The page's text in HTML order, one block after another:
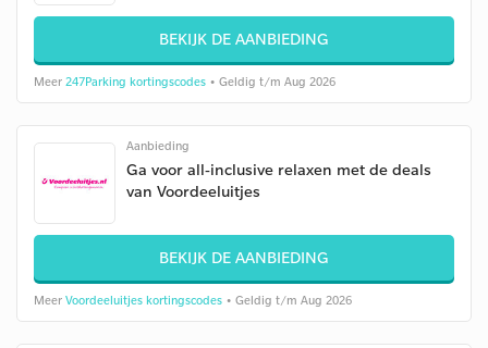
BEKIJK DE AANBIEDING
Meer 247Parking kortingscodes • Geldig t/m Aug 2026
Aanbieding
Ga voor all-inclusive relaxen met de deals
van Voordeeluitjes
BEKIJK DE AANBIEDING
Meer Voordeeluitjes kortingscodes • Geldig t/m Aug 2026